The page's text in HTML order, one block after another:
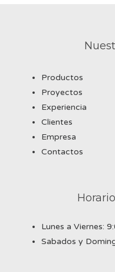
Productos
Proyectos
Experiencia
Clientes
Empresa
Contactos
Lunes a Viernes:
Sabados y